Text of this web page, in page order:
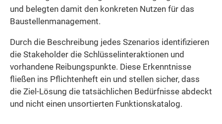
und belegten damit den konkreten Nutzen für das
Baustellenmanagement.
Durch die Beschreibung jedes Szenarios identifizieren
die Stakeholder die Schlüsselinteraktionen und
vorhandene Reibungspunkte. Diese Erkenntnisse
fließen ins Pflichtenheft ein und stellen sicher, dass
die Ziel-Lösung die tatsächlichen Bedürfnisse abdeckt
und nicht einen unsortierten Funktionskatalog.